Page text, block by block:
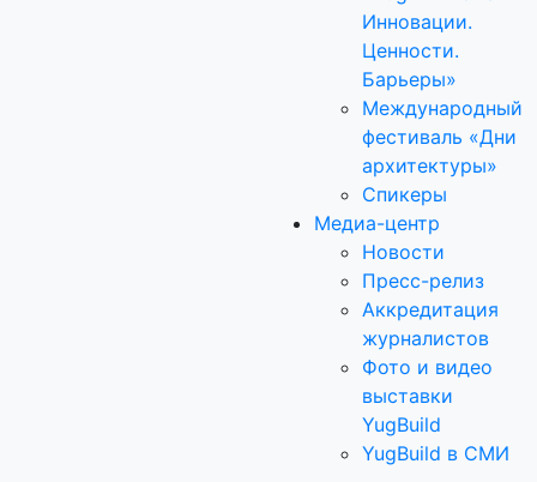
Инновации.
Ценности.
Барьеры»
Международный
фестиваль «Дни
архитектуры»
Спикеры
Медиа-центр
Новости
Пресс-релиз
Аккредитация
журналистов
Фото и видео
выставки
YugBuild
YugBuild в СМИ